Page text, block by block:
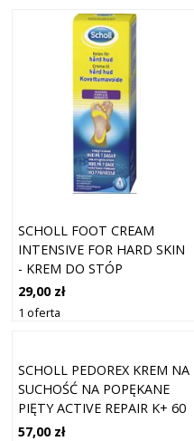
SCHOLL FOOT CREAM
INTENSIVE FOR HARD SKIN
- KREM DO STÓP
29,00 zł
1 oferta
SCHOLL PEDOREX KREM NA
SUCHOŚĆ NA POPĘKANE
PIĘTY ACTIVE REPAIR K+ 60
ML
57,00 zł